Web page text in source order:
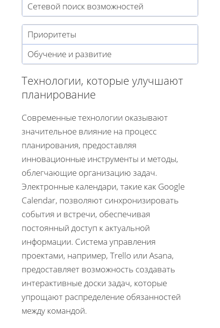
Сетевой поиск возможностей
Приоритеты
Обучение и развитие
Технологии, которые улучшают
планирование
Современные технологии оказывают
значительное влияние на процесс
планирования, предоставляя
инновационные инструменты и методы,
облегчающие организацию задач.
Электронные календари, такие как Google
Calendar, позволяют синхронизировать
события и встречи, обеспечивая
постоянный доступ к актуальной
информации. Система управления
проектами, например, Trello или Asana,
предоставляет возможность создавать
интерактивные доски задач, которые
упрощают распределение обязанностей
между командой.